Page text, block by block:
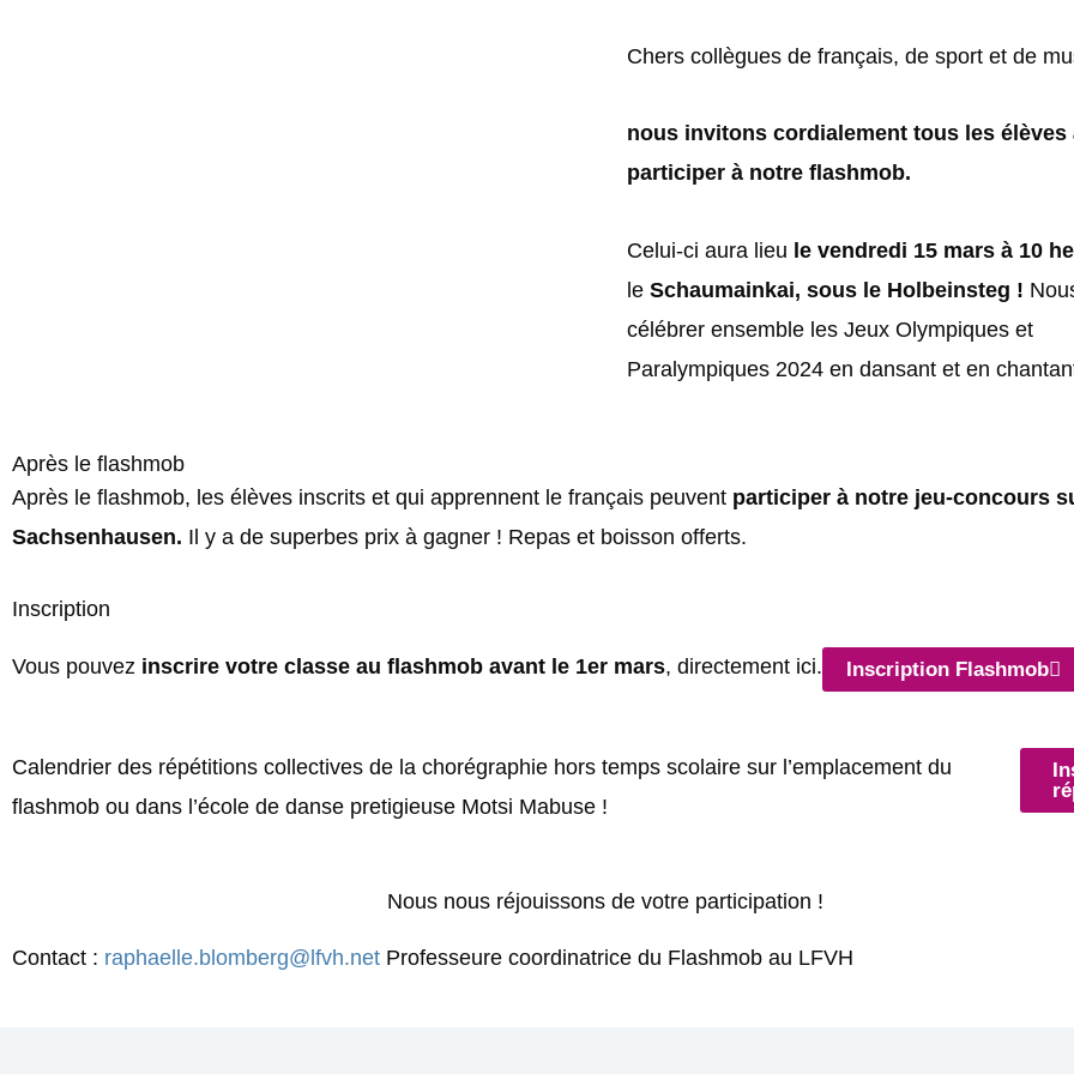
Chers collègues de français, de sport et de
nous invitons cordialement tous les élèves
participer à notre flashmob.
Celui-ci aura lieu le vendredi 15 mars à 10
le Schaumainkai, sous le Holbeinsteg !
célébrer ensemble les Jeux Olympiques et
Paralympiques 2024 en dansant et en
Après le flashmob
Après le flashmob, les élèves inscrits et qui apprennent le français peuvent participer à notre jeu-concours
Sachsenhausen. Il y a de superbes prix à gagner ! Repas et boisson offerts.
Inscription
Vous pouvez inscrire votre classe au flashmob avant le 1er mars, directement ici. Inscription Flashmob
Calendrier des répétitions collectives de la chorégraphie hors temps scolaire sur l’emplacement du
flashmob ou dans l’école de danse pretigieuse Motsi Mabuse !
Nous nous réjouissons de votre participation !
Contact : raphaelle.blomberg@lfvh.net Professeure coordinatrice du Flashmob au LFVH